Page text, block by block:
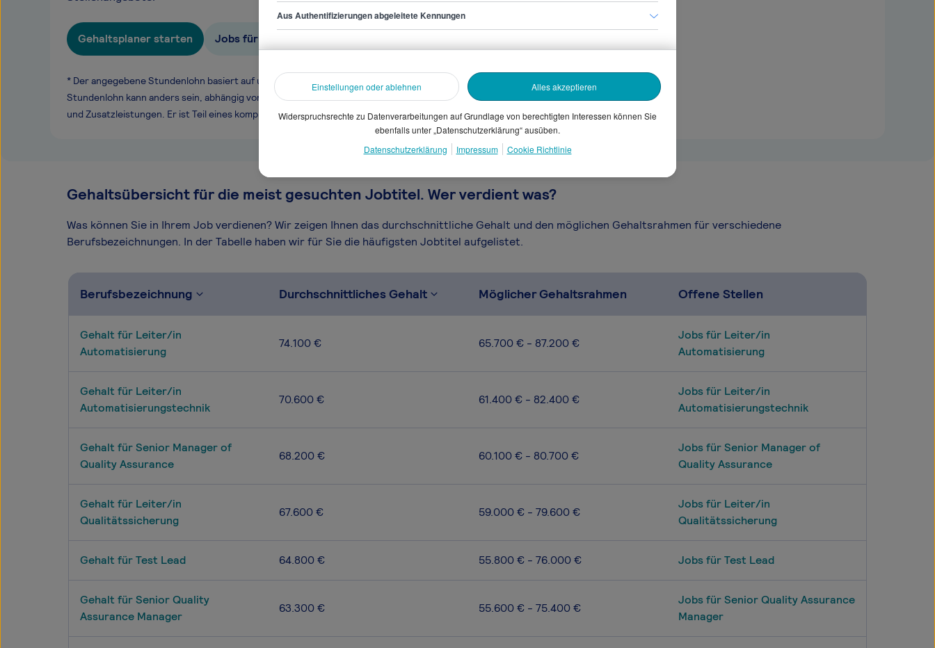
Gehaltsplaner starten Jobs für Software Test Engineer
* Der angegebene Stundenlohn basiert auf unseren gesammelten Daten. Dein
Stundenlohn kann anders sein, abhängig von Überstunden, Branche, Selbstständigkeit
und Zusatzleistungen. Er ist Teil eines komplexen Vergütungssystems.
Gehaltsübersicht für die meist gesuchten Jobtitel. Wer verdient was?
Was können Sie in Ihrem Job verdienen? Wir zeigen Ihnen das durchschnittliche Gehalt und den möglichen Gehaltsrahmen für verschiedene
Berufsbezeichnungen. In der Tabelle haben wir für Sie die häufigsten Jobtitel aufgelistet.
Berufsbezeichnung Durchschnittliches Gehalt Möglicher Gehaltsrahmen Offene Stellen
Gehalt für Leiter/in
Automatisierung
74.100 € 65.700 € - 87.200 €
Jobs für Leiter/in
Automatisierung
Gehalt für Leiter/in
Automatisierungstechnik
70.600 € 61.400 € - 82.400 €
Jobs für Leiter/in
Automatisierungstechnik
Gehalt für Senior Manager of
Quality Assurance
68.200 € 60.100 € - 80.700 €
Jobs für Senior Manager of
Quality Assurance
Gehalt für Leiter/in
Qualitätssicherung
67.600 € 59.000 € - 79.600 €
Jobs für Leiter/in
Qualitätssicherung
Gehalt für Test Lead 64.800 € 55.800 € - 76.000 € Jobs für Test Lead
Gehalt für Senior Quality
Assurance Manager
63.300 € 55.600 € - 75.400 €
Jobs für Senior Quality Assurance
Manager
Aus Authentifizierungen abgeleitete Kennungen
Einstellungen oder ablehnen Alles akzeptieren
Widerspruchsrechte zu Datenverarbeitungen auf Grundlage von berechtigten Interessen können Sie
ebenfalls unter „Datenschutzerklärung“ ausüben.
Datenschutzerklärung
Impressum Cookie Richtlinie